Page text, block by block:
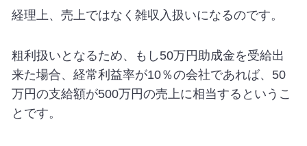
経理上、売上ではなく雑収入扱いになるのです。
粗利扱いとなるため、もし 50万円助成金を受給出
来た場合、経常利益率が10％の会社であれば、 50
万円の支給額が500万円の売上に相当するというこ
とです。